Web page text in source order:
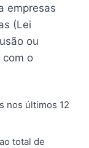
empresas
(Lei
ou
com o
nos últimos 12
total de